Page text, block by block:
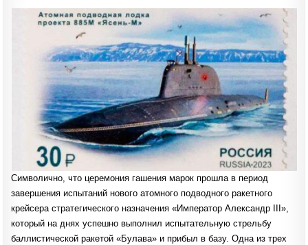
Символично, что церемония гашения марок прошла в период
завершения испытаний нового атомного подводного ракетного
крейсера стратегического назначения «Император Александр III»,
который на днях успешно выполнил испытательную стрельбу
баллистической ракетой «Булава» и прибыл в базу. Одна из трех